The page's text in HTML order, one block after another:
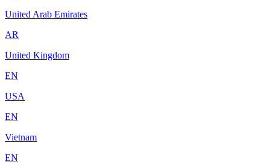
United Arab Emirates
AR
United Kingdom
EN
USA
EN
Vietnam
EN